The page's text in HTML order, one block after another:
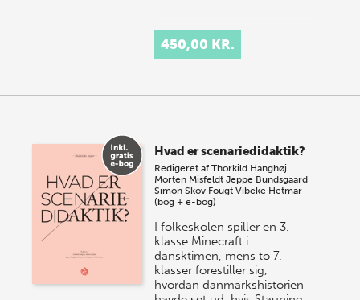
450,00 KR.
Hvad er scenariedidaktik?
Redigeret afThorkild Hanghøj
Morten Misfeldt Jeppe Bundsgaard
Simon Skov Fougt Vibeke Hetmar
(bog + e-bog)
I folkeskolen spiller en 3.
klasse Minecraft i
dansktimen, mens to 7.
klasser forestiller sig,
hvordan danmarkshistorien